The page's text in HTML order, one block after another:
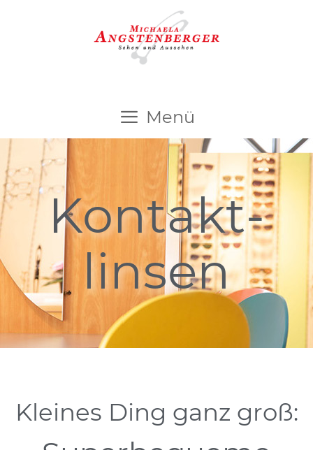
Menü
Kontakt­
linsen
Kleines Ding ganz groß: